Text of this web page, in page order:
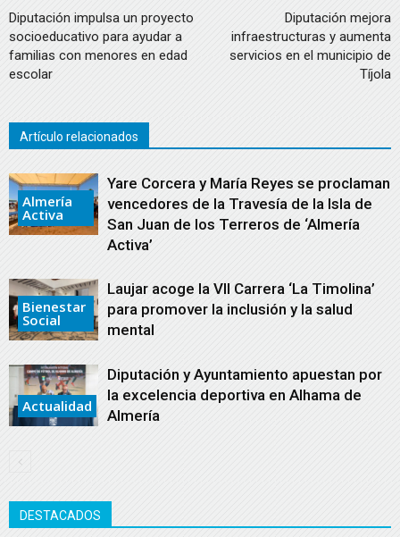
Diputación impulsa un proyecto
socioeducativo para ayudar a
familias con menores en edad
escolar
Diputación mejora
infraestructuras y aumenta
servicios en el municipio de
Tíjola
Artículo relacionados
Almería
Activa
Yare Corcera y María Reyes se proclaman
vencedores de la Travesía de la Isla de
San Juan de los Terreros de ‘Almería
Activa’
Bienestar
Social
Laujar acoge la VII Carrera ‘La Timolina’
para promover la inclusión y la salud
mental
Actualidad
Diputación y Ayuntamiento apuestan por
la excelencia deportiva en Alhama de
Almería
DESTACADOS